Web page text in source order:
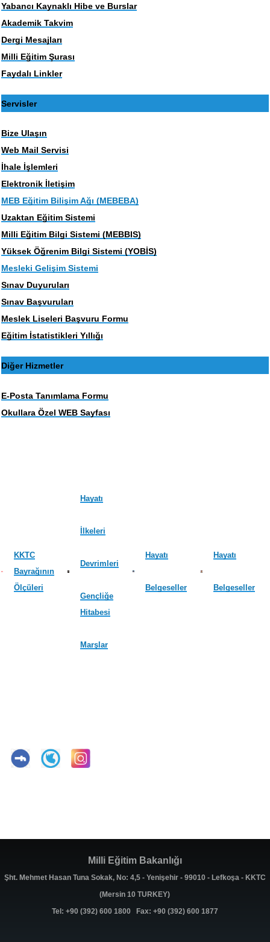
Yabancı Kaynaklı Hibe ve Burslar
Akademik Takvim
Dergi Mesajları
Milli Eğitim Şurası
Faydalı Linkler
Servisler
Bize Ulaşın
Web Mail Servisi
İhale İşlemleri
Elektronik İletişim
MEB Eğitim Bilişim Ağı (MEBEBA)
Uzaktan Eğitim Sistemi
Milli Eğitim Bilgi Sistemi (MEBBIS)
Yüksek Öğrenim Bilgi Sistemi (YOBİS)
Mesleki Gelişim Sistemi
Sınav Duyuruları
Sınav Başvuruları
Meslek Liseleri Başvuru Formu
Eğitim İstatistikleri Yıllığı
Diğer Hizmetler
E-Posta Tanımlama Formu
Okullara Özel WEB Sayfası
KKTC
Bayrağının
Ölçüleri
Hayatı
İlkeleri
Devrimleri
Gençliğe
Hitabesi
Marşlar
Hayatı
Belgeseller
Hayatı
Belgeseller
Milli Eğitim Bakanlığı
Şht. Mehmet Hasan Tuna Sokak, No: 4,5 - Yenişehir - 99010 - Lefkoşa - KKTC
(Mersin 10 TURKEY)
Tel: +90 (392) 600 1800 Fax: +90 (392) 600 1877